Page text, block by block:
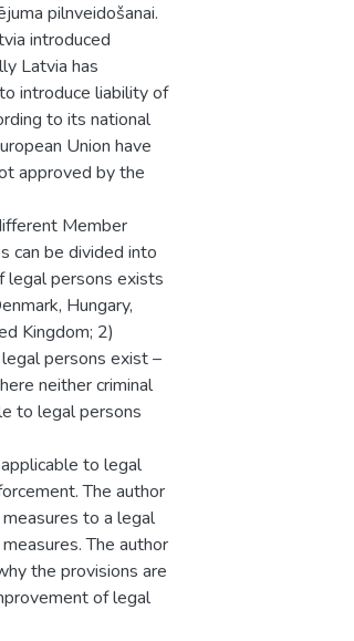
pilnveidošanai.
introduced
Latvia has
introduce liability of
to its national
Union have
approved by the
Member
can be divided into
legal persons exists
Hungary,
Kingdom; 2)
persons exist –
neither criminal
to legal persons
to legal
The author
to a legal
The author
the provisions are
of legal